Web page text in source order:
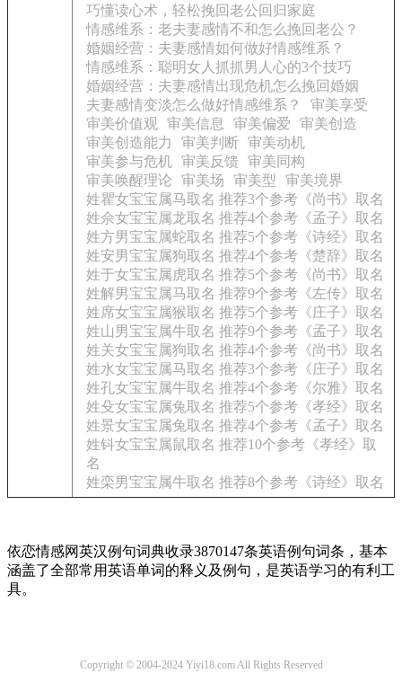
巧懂读心术，轻松挽回老公回归家庭
情感维系：老夫妻感情不和怎么挽回老公？
婚姻经营：夫妻感情如何做好情感维系？
情感维系：聪明女人抓抓男人心的3个技巧
婚姻经营：夫妻感情出现危机怎么挽回婚姻
夫妻感情变淡怎么做好情感维系？
审美享受
审美价值观
审美信息 审美偏爱
审美创造
审美创造能力
审美判断 审美动机
审美参与危机 审美反馈 审美同构
审美唤醒理论
审美场 审美型
审美境界
姓瞿女宝宝属马取名 推荐3个参考《尚书》取名
姓佘女宝宝属龙取名 推荐4个参考《孟子》取名
姓方男宝宝属蛇取名 推荐5个参考《诗经》取名
姓安男宝宝属狗取名 推荐4个参考《楚辞》取名
姓于女宝宝属虎取名 推荐5个参考《尚书》取名
姓解男宝宝属马取名 推荐9个参考《左传》取名
姓席女宝宝属猴取名 推荐5个参考《庄子》取名
姓山男宝宝属牛取名 推荐9个参考《孟子》取名
姓关女宝宝属狗取名 推荐4个参考《尚书》取名
姓水女宝宝属马取名 推荐3个参考《庄子》取名
姓孔女宝宝属牛取名 推荐4个参考《尔雅》取名
姓殳女宝宝属兔取名 推荐5个参考《孝经》取名
姓景女宝宝属兔取名 推荐4个参考《孟子》取名
姓钭女宝宝属鼠取名 推荐10个参考《孝经》取
名
姓栾男宝宝属牛取名 推荐8个参考《诗经》取名
依恋情感网英汉例句词典收录3870147条英语例句词条，基本
涵盖了全部常用英语单词的释义及例句，是英语学习的有利工
具。
Copyright © 2004-2024 Yiyi18.com All Rights Reserved